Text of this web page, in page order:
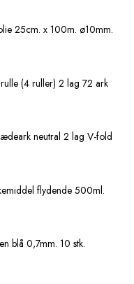
25cm. x 100m. ø10mm.
(4 ruller) 2 lag 72 ark
neutral 2 lag V-fold
flydende 500ml.
blå 0,7mm. 10 stk.